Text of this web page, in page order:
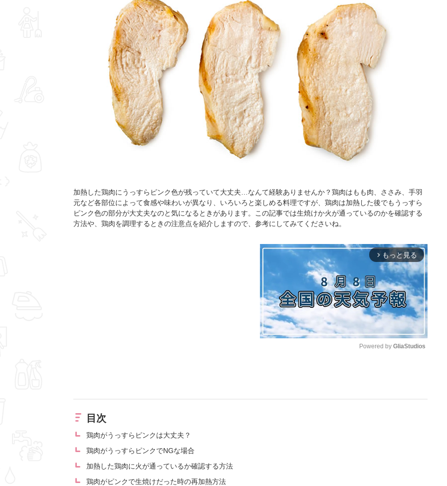
加熱した鶏肉にうっすらピンク色が残っていて大丈夫…なんて経験ありませんか？鶏肉はもも肉、ささみ、手羽
元など各部位によって食感や味わいが異なり、いろいろと楽しめる料理ですが、鶏肉は加熱した後でもうっすら
ピンク色の部分が大丈夫なのと気になるときがあります。この記事では生焼けか火が通っているのかを確認する
方法や、鶏肉を調理するときの注意点を紹介しますので、参考にしてみてくださいね。
arrow_forward_ios もっと見る
Powered by GliaStudios
目次
鶏肉がうっすらピンクは大丈夫？
鶏肉がうっすらピンクでNGな場合
加熱した鶏肉に火が通っているか確認する方法
鶏肉がピンクで生焼けだった時の再加熱方法